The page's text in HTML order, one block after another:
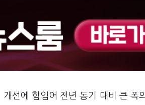
선에 힘입어 전년 동기 대비 큰 폭